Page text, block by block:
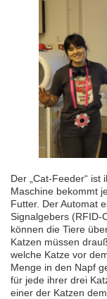
Der „Cat-Feeder“
Maschine bekommt
Futter. Der Automat
Signalgebers (RFID-
können die Tiere
Katzen müssen
welche Katze vor
Menge in den Napf
für jede ihrer drei
einer der Katzen